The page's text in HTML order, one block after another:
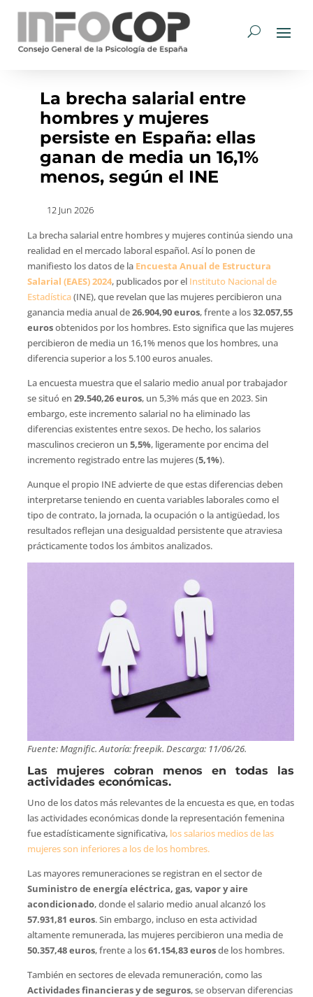
La brecha salarial entre
hombres y mujeres
persiste en España: ellas
ganan de media un 16,1%
menos, según el INE
12 Jun 2026
La brecha salarial entre hombres y mujeres continúa siendo una
realidad en el mercado laboral español. Así lo ponen de
manifiesto los datos de la Encuesta Anual de Estructura
Salarial (EAES) 2024, publicados por el Instituto Nacional de
Estadística(INE), que revelan que las mujeres percibieron una
ganancia media anual de26.904,90 euros, frente a los32.057,55
eurosobtenidos por los hombres. Esto significa que las mujeres
percibieron de media un 16,1% menos que los hombres, una
diferencia superior a los 5.100 euros anuales.
La encuesta muestra que el salario medio anual por trabajador
se situó en 29.540,26 euros, un 5,3% más que en 2023. Sin
embargo, este incremento salarial no ha eliminado las
diferencias existentes entre sexos. De hecho, los salarios
masculinos crecieron un 5,5%, ligeramente por encima del
incremento registrado entre las mujeres (5,1%).
Aunque el propio INE advierte de que estas diferencias deben
interpretarse teniendo en cuenta variables laborales como el
tipo de contrato, la jornada, la ocupación o la antigüedad, los
resultados reflejan una desigualdad persistente que atraviesa
prácticamente todos los ámbitos analizados.
Fuente: Magnific. Autoría: freepik. Descarga: 11/06/26.
Las mujeres cobran menos en todas las
actividades económicas.
Uno de los datos más relevantes de la encuesta es que, en todas
las actividades económicas donde la representación femenina
fue estadísticamente significativa, los salarios medios de las
mujeres son inferiores a los de los hombres.
Las mayores remuneraciones se registran en el sector de
Suministro de energía eléctrica, gas, vapor y aire
acondicionado, donde el salario medio anual alcanzó los
57.931,81 euros. Sin embargo, incluso en esta actividad
altamente remunerada, las mujeres percibieron una media de
50.357,48 euros, frente a los61.154,83 eurosde los hombres.
También en sectores de elevada remuneración, como las
Actividades financieras y de seguros, se observan diferencias